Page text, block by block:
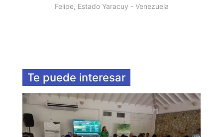
Felipe, Estado Yaracuy - Venezuela
Te puede interesar